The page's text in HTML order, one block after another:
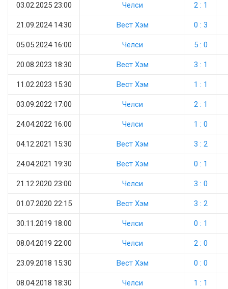
03.02.2025 23:00 Челси 2 : 1
21.09.2024 14:30 Вест Хэм 0 : 3
05.05.2024 16:00 Челси 5 : 0
20.08.2023 18:30 Вест Хэм 3 : 1
11.02.2023 15:30 Вест Хэм 1 : 1
03.09.2022 17:00 Челси 2 : 1
24.04.2022 16:00 Челси 1 : 0
04.12.2021 15:30 Вест Хэм 3 : 2
24.04.2021 19:30 Вест Хэм 0 : 1
21.12.2020 23:00 Челси 3 : 0
01.07.2020 22:15 Вест Хэм 3 : 2
30.11.2019 18:00 Челси 0 : 1
08.04.2019 22:00 Челси 2 : 0
23.09.2018 15:30 Вест Хэм 0 : 0
08.04.2018 18:30 Челси 1 : 1